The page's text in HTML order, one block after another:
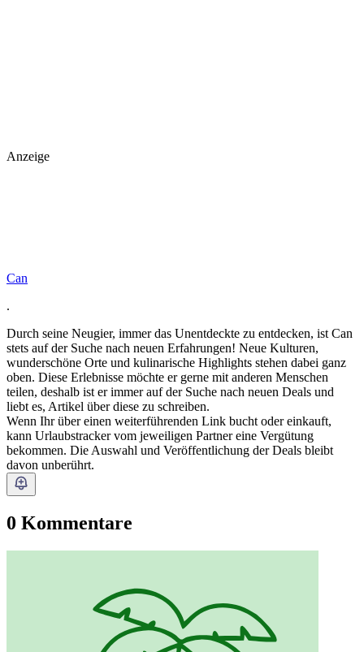
Anzeige
Can
.
Durch seine Neugier, immer das Unentdeckte zu entdecken, ist Can
stets auf der Suche nach neuen Erfahrungen! Neue Kulturen,
wunderschöne Orte und kulinarische Highlights stehen dabei ganz
oben. Diese Erlebnisse möchte er gerne mit anderen Menschen
teilen, deshalb ist er immer auf der Suche nach neuen Deals und
liebt es, Artikel über diese zu schreiben.
Wenn Ihr über einen weiterführenden Link bucht oder einkauft,
kann Urlaubstracker vom jeweiligen Partner eine Vergütung
bekommen. Die Auswahl und Veröffentlichung der Deals bleibt
davon unberührt.
0 Kommentare